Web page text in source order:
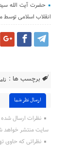
حضرت آیت الله
انقلاب اسلامی
برچسب ها :
ارسال نظر شما
نظرات ارسال
سایت منتشر خواهد
نظراتی که حاوی